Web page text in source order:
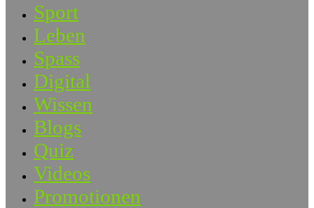
Sport
Leben
Spass
Digital
Wissen
Blogs
Quiz
Videos
Promotionen